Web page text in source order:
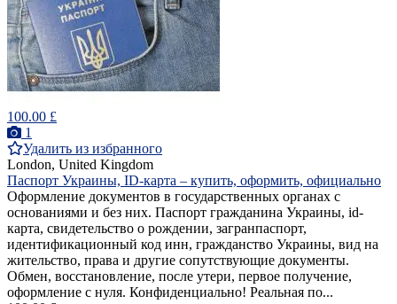
100.00 £
1
Удалить из избранного
London, United Kingdom
Паспорт Украины, ID-карта – купить, оформить, официально
Оформление документов в государственных органах с
основаниями и без них. Паспорт гражданина Украины, id-
карта, свидетельство о рождении, загранпаспорт,
идентификационный код инн, гражданство Украины, вид на
жительство, права и другие сопутствующие документы.
Обмен, восстановление, после утери, первое получение,
оформление с нуля. Конфиденциально! Реальная по...